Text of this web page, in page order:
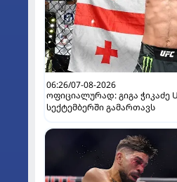
06:26/07-08-2026
ოფიციალურად: გიგა ჭიკაძე
სექტემბერში გამართავს